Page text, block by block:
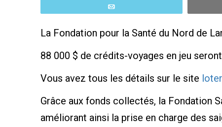
La Fondation pour la Santé du Nord de
88 000 $ de crédits-voyages en jeu
Vous avez tous les détails sur le site
Grâce aux fonds collectés, la Fondation
améliorant ainsi la prise en charge des